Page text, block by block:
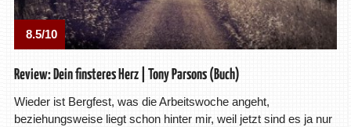
8.5/10
Review: Dein finsteres Herz | Tony Parsons (Buch)
Wieder ist Bergfest, was die Arbeitswoche angeht,
beziehungsweise liegt schon hinter mir, weil jetzt sind es ja nur